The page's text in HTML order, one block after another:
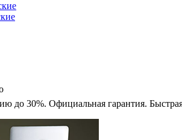
до 30%. Официальная гарантия. Быстрая